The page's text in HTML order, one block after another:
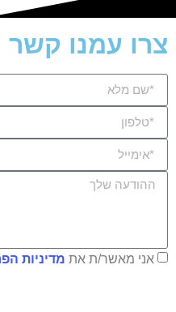
צרו עמנו קשר
אני מאשר/ת את מדיניות